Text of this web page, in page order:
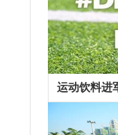
运动饮料进